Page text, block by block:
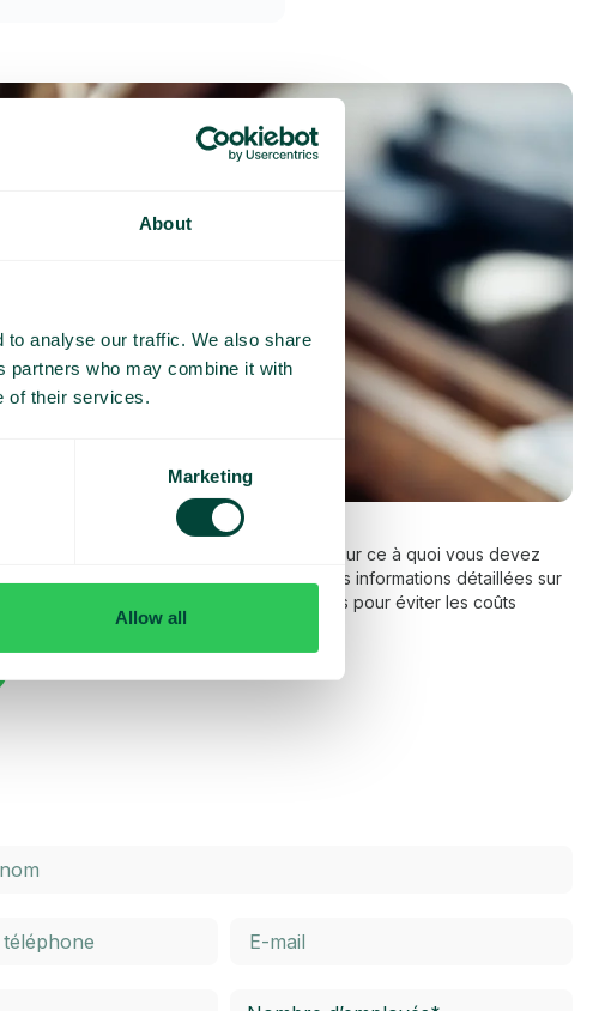
About
analyse our traffic. We also share
partners who may combine it with
of their services.
Marketing
Allow all
fréquentes
sur le fonctionnement de l’itinérance et sur ce à quoi vous devez
? Dans notre FAQ, vous trouverez des informations détaillées sur
à l’extérieur de l’UE, ainsi que des conseils pour éviter les coûts
ci-dessous pour en savoir plus.